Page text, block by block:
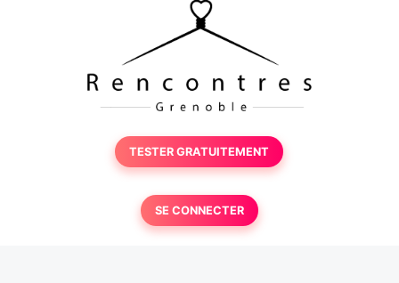
TESTER GRATUITEMENT
SE CONNECTER